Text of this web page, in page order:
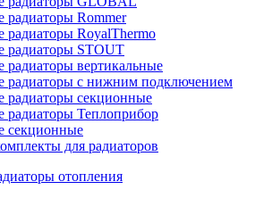
радиаторы Rommer
радиаторы RoyalThermo
радиаторы STOUT
радиаторы вертикальные
радиаторы с нижним подключением
радиаторы секционные
радиаторы Теплоприбор
секционные
для радиаторов
отопления